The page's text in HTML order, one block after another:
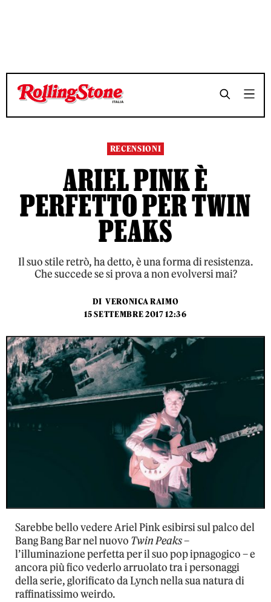
TEMPO DI LETTURA 3 MINUTI SHARE
TEMPO DI LETTURA 3 MINUTI SHARE
RECENSIONI
ARIEL PINK È
PERFETTO PER TWIN
PEAKS
Il suo stile retrò, ha detto, è una forma di resistenza.
Che succede se si prova a non evolversi mai?
DI VERONICA RAIMO
15 SETTEMBRE 2017 12:36
Sarebbe bello vedere Ariel Pink esibirsi sul palco del
Bang Bang Bar nel nuovo Twin Peaks–
l’illuminazione perfetta per il suo pop ipnagogico – e
ancora più fico vederlo arruolato tra i personaggi
della serie, glorificato da Lynch nella sua natura di
raffinatissimo weirdo.